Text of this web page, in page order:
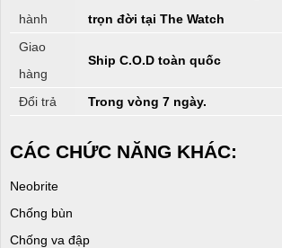
hành
trọn đời tại The Watch
Giao
hàng
Ship C.O.D toàn quốc
Đổi trả Trong vòng 7 ngày.
CÁC CHỨC NĂNG KHÁC:
Neobrite
Chống bùn
Chống va đập